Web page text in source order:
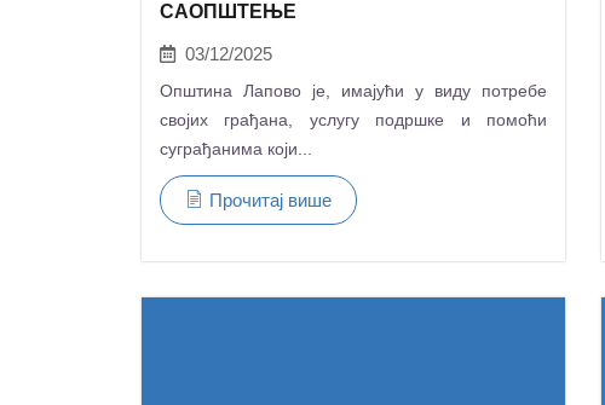
САОПШТЕЊЕ
03/12/2025
Општина Лапово је, имајући у виду потребе
својих грађана, услугу подршке и помоћи
суграђанима који...
Прочитај више